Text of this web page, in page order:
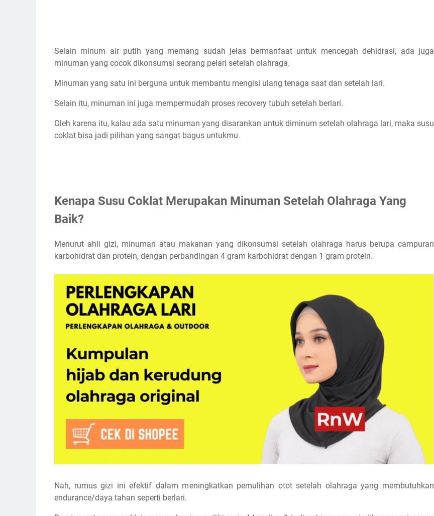
Mengisi Ulang Sumber Energi
Buat Sendiri Susu Coklat Untuk Diminum Setelah Olahraga
Sebaiknya Susu Coklat Yang Panas atau Dingin?
Artikel Lainnya Yang Setopik
Selain minum air putih yang memang sudah jelas bermanfaat untuk mencegah dehidrasi, ada juga
minuman yang cocok dikonsumsi seorang pelari setelah olahraga.
Minuman yang satu ini berguna untuk membantu mengisi ulang tenaga saat dan setelah lari.
Selain itu, minuman ini juga mempermudah proses recovery tubuh setelah berlari.
Oleh karena itu, kalau ada satu minuman yang disarankan untuk diminum setelah olahraga lari, maka susu
coklat bisa jadi pilihan yang sangat bagus untukmu.
Kenapa Susu Coklat Merupakan Minuman Setelah Olahraga Yang
Baik?
Menurut ahli gizi, minuman atau makanan yang dikonsumsi setelah olahraga harus berupa campuran
karbohidrat dan protein, dengan perbandingan 4 gram karbohidrat dengan 1 gram protein.
Nah, rumus gizi ini efektif dalam meningkatkan pemulihan otot setelah olahraga yang membutuhkan
endurance/daya tahan seperti berlari.